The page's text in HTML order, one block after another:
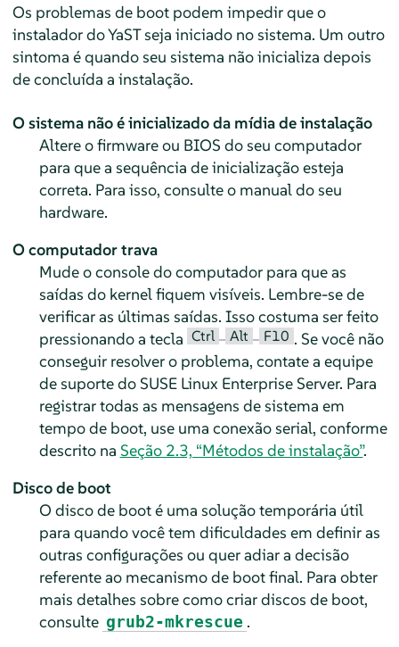
Os problemas de boot podem impedir que o
instalador do YaST seja iniciado no sistema. Um outro
sintoma é quando seu sistema não inicializa depois
de concluída a instalação.
O sistema não é inicializado da mídia de instalação
Altere o firmware ou BIOS do seu computador
para que a sequência de inicialização esteja
correta. Para isso, consulte o manual do seu
hardware.
O computador trava
Mude o console do computador para que as
saídas do kernel fiquem visíveis. Lembre-se de
verificar as últimas saídas. Isso costuma ser feito
pressionando a tecla Ctrl – Alt – F10 . Se você não
conseguir resolver o problema, contate a equipe
de suporte do SUSE Linux Enterprise Server. Para
registrar todas as mensagens de sistema em
tempo de boot, use uma conexão serial, conforme
descrito na Seção 2.3, “Métodos de instalação”.
Disco de boot
O disco de boot é uma solução temporária útil
para quando você tem dificuldades em definir as
outras configurações ou quer adiar a decisão
referente ao mecanismo de boot final. Para obter
mais detalhes sobre como criar discos de boot,
consulte grub2-mkrescue .